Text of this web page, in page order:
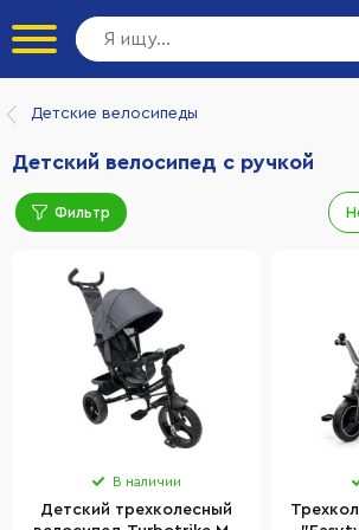
Детские велосипеды
Детский велосипед с ручкой
Фильтр
В наличии
Детский трехколесный